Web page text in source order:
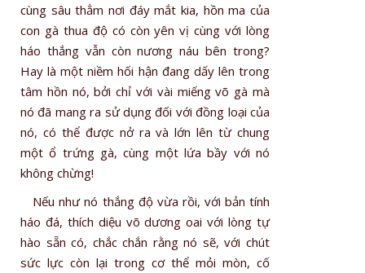
cùng sâu thẳm nơi đáy mắt kia, hồn ma của
con gà thua độ có còn yên vị cùng với lòng
háo thắng vẫn còn nương náu bên trong?
Hay là một niềm hối hận đang dấy lên trong
tâm hồn nó, bởi chỉ với vài miếng võ gà mà
nó đã mang ra sử dụng đối với đồng loại của
nó, có thể được nở ra và lớn lên từ chung
một ổ trứng gà, cùng một lứa bầy với nó
không chừng!
Nếu như nó thắng độ vừa rồi, với bản tính
háo đá, thích diệu võ dương oai với lòng tự
hào sẵn có, chắc chắn rằng nó sẽ, với chút
sức lực còn lại trong cơ thể mỏi mòn, cố